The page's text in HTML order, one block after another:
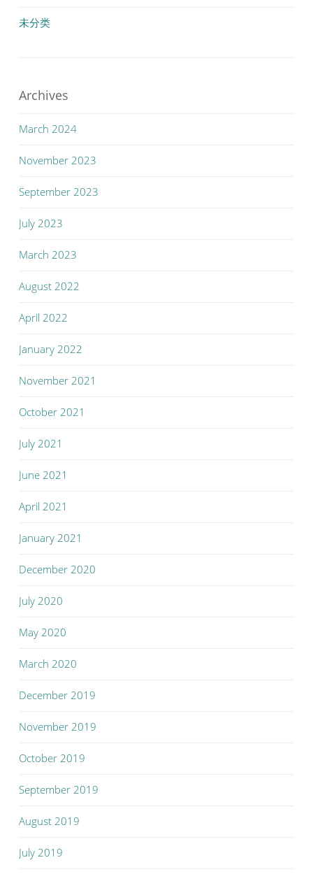
未分类
Archives
March 2024
November 2023
September 2023
July 2023
March 2023
August 2022
April 2022
January 2022
November 2021
October 2021
July 2021
June 2021
April 2021
January 2021
December 2020
July 2020
May 2020
March 2020
December 2019
November 2019
October 2019
September 2019
August 2019
July 2019